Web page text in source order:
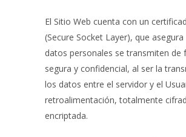
El Sitio Web cuenta con un
(Secure Socket Layer), que
datos personales se transmiten de
segura y confidencial, al ser la
los datos entre el servidor y el
retroalimentación, totalmente
encriptada.